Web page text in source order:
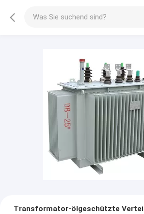
Transformator-ölgeschützte